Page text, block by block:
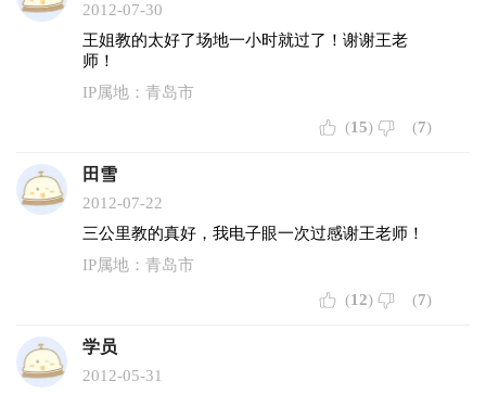
2012-07-30
王姐教的太好了场地一小时就过了！谢谢王老
师！
IP属地：青岛市
(15) (7)
田雪
2012-07-22
三公里教的真好，我电子眼一次过感谢王老师！
IP属地：青岛市
(12) (7)
学员
2012-05-31